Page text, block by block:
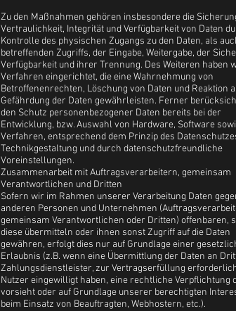
Zu den Maßnahmen gehören insbesondere die
Vertraulichkeit, Integrität und Verfügbarkeit von Daten
Kontrolle des physischen Zugangs zu den Daten, als
betreffenden Zugriffs, der Eingabe, Weitergabe, der
Verfügbarkeit und ihrer Trennung. Des Weiteren haben
Verfahren eingerichtet, die eine Wahrnehmung von
Betroffenenrechten, Löschung von Daten und Reaktion
Gefährdung der Daten gewährleisten. Ferner
den Schutz personenbezogener Daten bereits bei der
Entwicklung, bzw. Auswahl von Hardware, Software
Verfahren, entsprechend dem Prinzip des
Technikgestaltung und durch datenschutzfreundliche
Voreinstellungen.
Zusammenarbeit mit Auftragsverarbeitern, gemeinsam
Verantwortlichen und Dritten
Sofern wir im Rahmen unserer Verarbeitung Daten
anderen Personen und Unternehmen
gemeinsam Verantwortlichen oder Dritten) offenbaren,
diese übermitteln oder ihnen sonst Zugriff auf die Daten
gewähren, erfolgt dies nur auf Grundlage einer
Erlaubnis (z.B. wenn eine Übermittlung der Daten an
Zahlungsdienstleister, zur Vertragserfüllung
Nutzer eingewilligt haben, eine rechtliche Verpflichtung
vorsieht oder auf Grundlage unserer berechtigten
beim Einsatz von Beauftragten, Webhostern, etc.).